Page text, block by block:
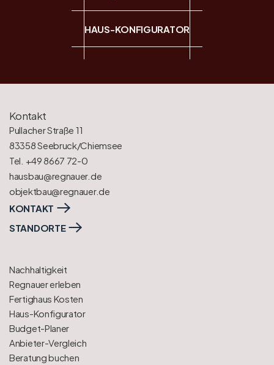
HAUS-KONFIGURATOR
Kontakt
Pullacher Straße 11
83358 Seebruck/Chiemsee
Tel. +49 8667 72-0
hausbau@regnauer.de
objektbau@regnauer.de
KONTAKT
STANDORTE
Nachhaltigkeit
Regnauer erleben
Fertighaus Kosten
Haus-Konfigurator
Budget-Planer
Anbieter-Vergleich
Beratung buchen